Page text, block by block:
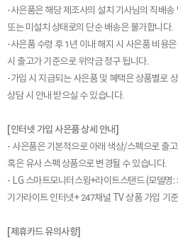
-사은품은 해당 제조사의 설치 기사님의 직배
또는 미설치 상태로의 단순 배송은 불가합니다.
-사은품 수령 후 1년 이내 해지 시 사은품 비용
시 출고가 기준으로 위약금 청구 됩니다.
-가입 시 지급되는 사은품 및 혜택은 상품별로
상담 시 안내 받으실 수 있습니다.
[인터넷 가입 사은품 상세 안내]
- 사은품은 기본적으로 아래 색상/스펙으로 출
혹은 유사 스펙 상품으로 변경될 수 있습니다.
- LG 스마트모니터스윙+라이트스탠드 (모델
기가라이트 인터넷+ 247채널 TV 상품 가입 기
[제휴카드 유의사항]